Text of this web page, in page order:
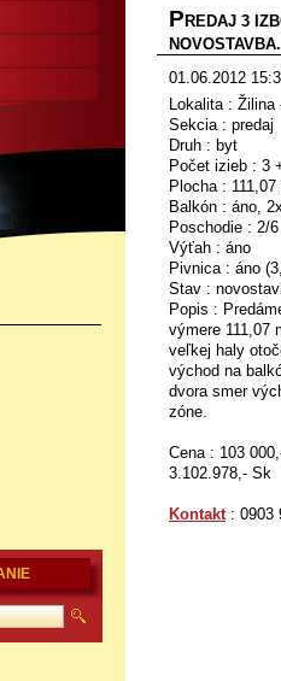
P REDAJ 3
NOVOSTAVBA.
01.06.2012
Lokalita :
Sekcia : predaj
Druh : byt
Počet izieb : 3
Plocha :
Balkón : áno,
Poschodie : 2/6
Výťah : áno
Pivnica : áno
Stav :
Popis :
výmere 111,07
veľkej haly
východ na
dvora smer
zóne.
Cena : 103
3.102.978,- Sk
Kontakt: 0903